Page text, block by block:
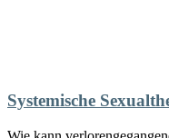
Systemische